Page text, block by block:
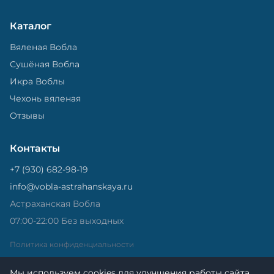
Каталог
Вяленая Вобла
Сушёная Вобла
Икра Воблы
Чехонь вяленая
Отзывы
Контакты
+7 (930) 682-98-19
info@vobla-astrahanskaya.ru
Астраханская Вобла
07:00-22:00 Без выходных
Политика конфиденциальности